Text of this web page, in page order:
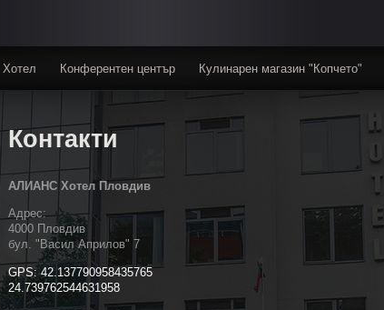
Хотел Конферентен център Кулинарен магазин "Копчето"
Контакти
АЛИАНС Хотел Пловдив
Адрес:
4000 Пловдив
бул. "Васил Априлов" 7
GPS: 42.137790958435765
24.739762544631958